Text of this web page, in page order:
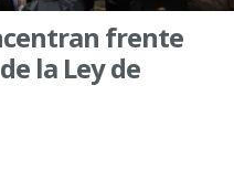
frente
la Ley de